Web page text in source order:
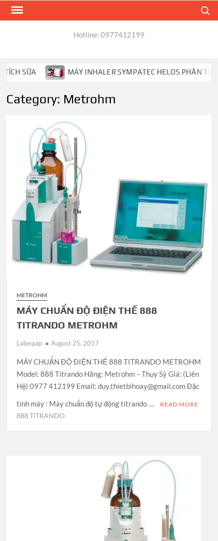
Skip
Hotline: 0977412199
MÁY INHALER SYMPATEC HELOS PHÂN TÍCH HẠT
Category: Metrohm
METROHM
MÁY CHUẨN ĐỘ ĐIỆN THẾ 888
TITRANDO METROHM
Labequip August 25, 2017
MÁY CHUẨN ĐỘ ĐIỆN THẾ 888 TITRANDO METROHM
Model: 888 Titrando Hãng: Metrohm – Thụy Sỹ Giá: (Liên
Hệ) 0977 412199 Email: duy.thietbihoay@gmail.com Đặc
tính máy : Máy chuẩn độ tự động titrando …
READ MORE
888 TITRANDO